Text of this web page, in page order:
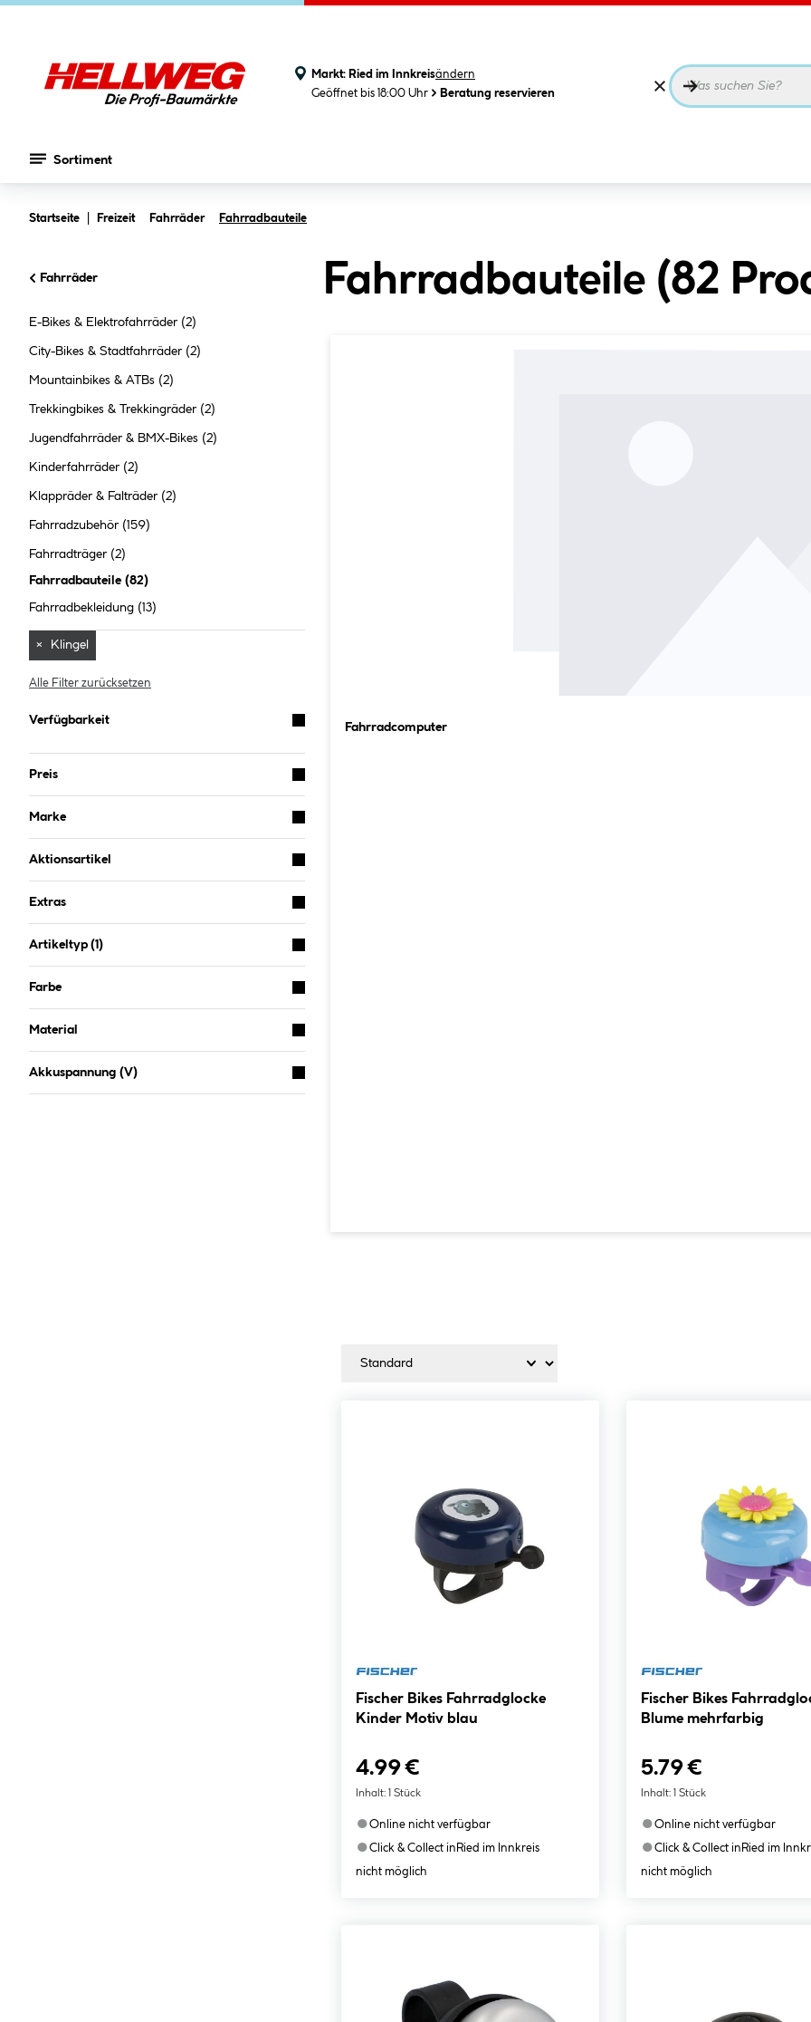
Markt: Ried im Innkreisändern
Geöffnet bis 18:00 Uhr
Beratung reservieren
Sortiment
Startseite Freizeit Fahrräder Fahrradbauteile
Fahrräder
E-Bikes & Elektrofahrräder (2)
City-Bikes & Stadtfahrräder (2)
Mountainbikes & ATBs (2)
Trekkingbikes & Trekkingräder (2)
Jugendfahrräder & BMX-Bikes (2)
Kinderfahrräder (2)
Klappräder & Falträder (2)
Fahrradzubehör (159)
Fahrradträger (2)
Fahrradbauteile (82)
Fahrradbekleidung (13)
Klingel
×
Alle Filter zurücksetzen
Verfügbarkeit
Preis
Marke
Aktionsartikel
Extras
Artikeltyp (1)
Farbe
Material
Akkuspannung (V)
Fahrradbauteile (82
Fahrradcomputer
Fischer Bikes Fahrradglocke
Kinder Motiv blau
4.99 €
Inhalt: 1 Stück
●Online nicht verfügbar
●Click & Collect in Ried im Innkreis
nicht möglich
Fischer Bikes
Blume mehrfarbig
5.79 €
Inhalt: 1 Stück
●Online nicht verfügbar
●Click & Collect in Ried im
nicht möglich